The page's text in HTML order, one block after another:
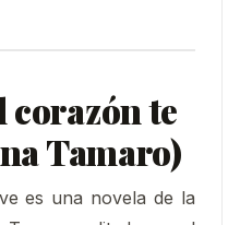
corazón te
Tamaro)
es una novela de la